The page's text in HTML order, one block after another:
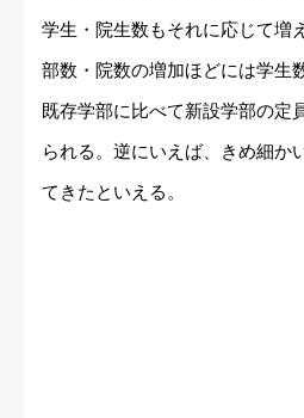
学生・院生数もそれに応じて増
部数・院数の増加ほどには学生
既存学部に比べて新設学部の定
られる。逆にいえば、きめ細か
てきたといえる。